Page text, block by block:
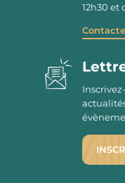
12h30 et